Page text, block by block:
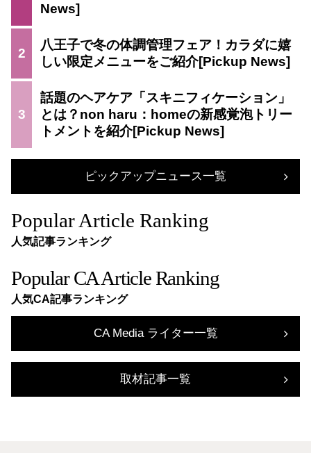
2
八王子で冬の体調管理フェア！カラダに嬉
しい限定メニューをご紹介
3
話題のヘアケア「スキニフィケーション」
とは？non haru：homeの新感覚泡トリー
トメントを紹介
ピックアップニュース一覧
Popular Article Ranking
人気記事ランキング
Popular CA Article Ranking
人気CA記事ランキング
CA Media ライター一覧
取材記事一覧